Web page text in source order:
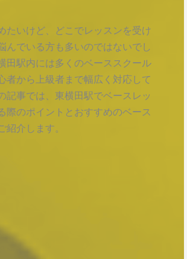
たいけど、どこでレッスンを受け
んでいる方も多いのではないでし
田駅内には多くのベーススクール
者から上級者まで幅広く対応して
記事では、東横田駅でベースレッ
際のポイントとおすすめのベース
紹介します。